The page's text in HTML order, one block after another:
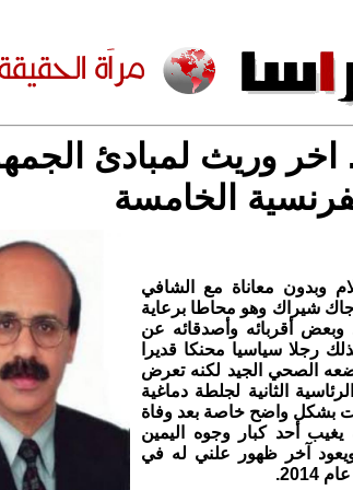
وريث لمبادئ
الخامسة
وبدون معاناة مع الشافي
جاك شيراك وهو محاطا برعاية
وبعض أقربائه وأصدقائه عن
بذلك رجلا سياسيا محنكا قديرا
الصحي الجيد لكنه تعرض
ولايته الرئاسية الثانية لجلطة دماغية
بشكل واضح خاصة بعد وفاة
2016 وبرحيله يغيب أحد كبار وجوه اليمين
آخر ظهور علني له في